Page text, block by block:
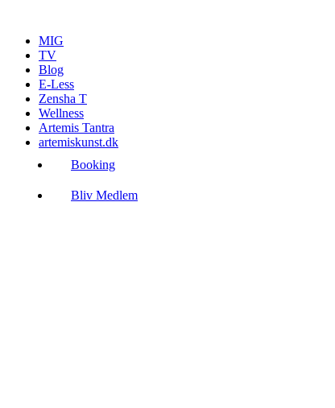
indholdMIG
TV
Blog
E-Less
Zensha T
Wellness
Artemis Tantra
artemiskunst.dk
Booking
Bliv Medlem